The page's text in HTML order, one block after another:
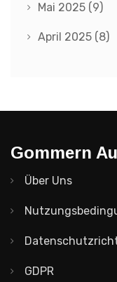
Mai 2025 (9)
April 2025 (8)
Gommern
Über Uns
GDPR